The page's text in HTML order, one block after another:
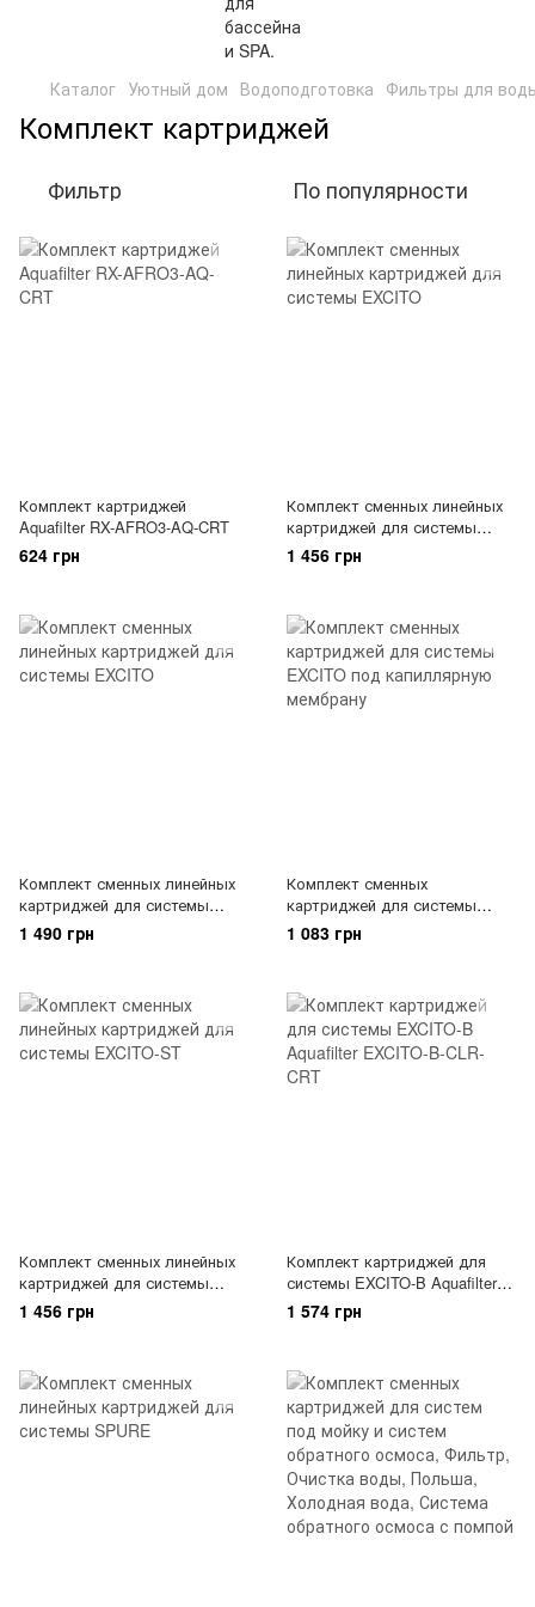
Каталог Уютный дом Водоподготовка Фильтры для
Комплект картриджей
Фильтр По популярности
Комплект картриджей
Aquafilter RX-AFRO3-AQ-CRT
624 грн
Комплект сменных линейных
картриджей для системы
EXCITO
1 456 грн
Комплект сменных линейных
картриджей для системы
EXCITO
1 490 грн
Комплект сменных
картриджей для системы
EXCITO под капиллярную
мембрану
1 083 грн
Комплект сменных линейных
картриджей для системы
EXCITO-ST
1 456 грн
Комплект картриджей для
системы EXCITO-B Aquafilter
EXCITO-B-CLR-CRT
1 574 грн